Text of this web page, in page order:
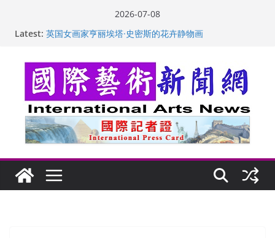
2026-07-08
Latest: “梵心”归处：一场展览 连着攀枝花的千里乡愁
美国人
玛丽安娜·卡拉切娃的绘画：幽默和难以言喻的快乐
苏方 ：“字”得其乐